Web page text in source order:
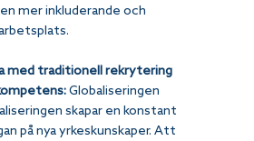
mer inkluderande och
med traditionell rekrytering
Globaliseringen
skapar en konstant
på nya yrkeskunskaper. Att